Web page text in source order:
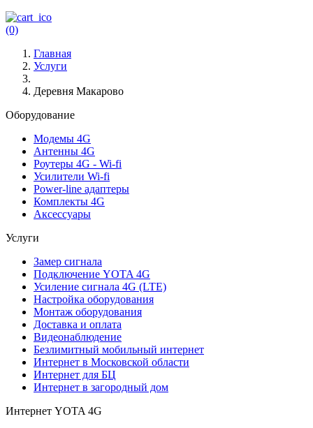
(0)
Главная
Услуги
Деревня Макарово
Оборудование
Модемы 4G
Антенны 4G
Роутеры 4G - Wi-fi
Усилители Wi-fi
Power-line адаптеры
Комплекты 4G
Аксессуары
Услуги
Замер сигнала
Подключение YOTA 4G
Усиление сигнала 4G (LTE)
Настройка оборудования
Монтаж оборудования
Доставка и оплата
Видеонаблюдение
Безлимитный мобильный интернет
Интернет в Московской области
Интернет для БЦ
Интернет в загородный дом
Интернет YOTA 4G